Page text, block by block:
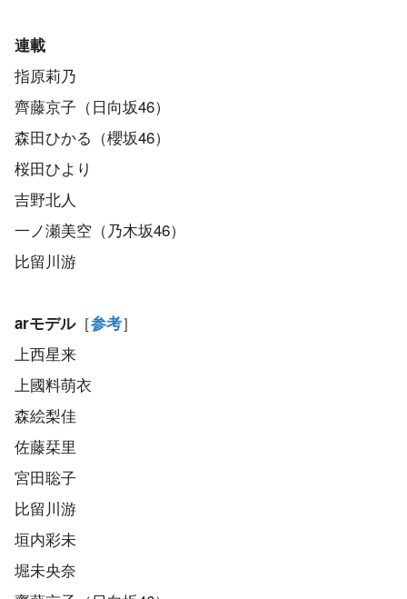
連載
指原莉乃
齊藤京子（日向坂46）
森田ひかる（櫻坂46）
桜田ひより
吉野北人
一ノ瀬美空（乃木坂46）
比留川游
arモデル［参考］
上西星来
上國料萌衣
森絵梨佳
佐藤栞里
宮田聡子
比留川游
垣内彩未
堀未央奈